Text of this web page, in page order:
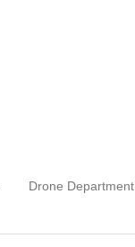
Drone Department